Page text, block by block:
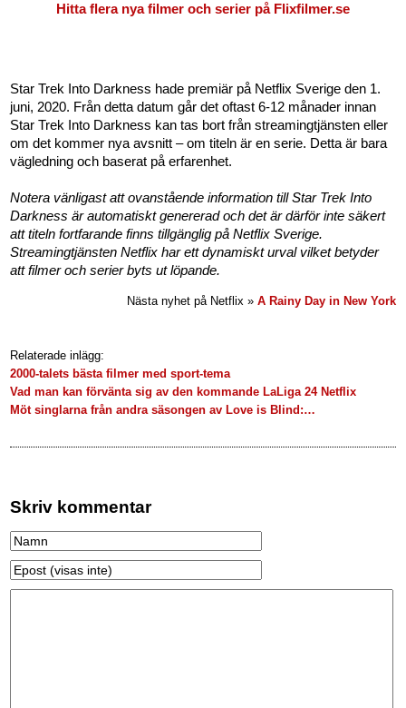
Hitta flera nya filmer och serier på Flixfilmer.se
Star Trek Into Darkness hade premiär på Netflix Sverige den 1.
juni, 2020. Från detta datum går det oftast 6-12 månader innan
Star Trek Into Darkness kan tas bort från streamingtjänsten eller
om det kommer nya avsnitt – om titeln är en serie. Detta är bara
vägledning och baserat på erfarenhet.
Notera vänligast att ovanstående information till Star Trek Into
Darkness är automatiskt genererad och det är därför inte säkert
att titeln fortfarande finns tillgänglig på Netflix Sverige.
Streamingtjänsten Netflix har ett dynamiskt urval vilket betyder
att filmer och serier byts ut löpande.
Nästa nyhet på Netflix » A Rainy Day in New York
Relaterade inlägg:
2000-talets bästa filmer med sport-tema
Vad man kan förvänta sig av den kommande LaLiga 24 Netflix
Möt singlarna från andra säsongen av Love is Blind:…
Skriv kommentar